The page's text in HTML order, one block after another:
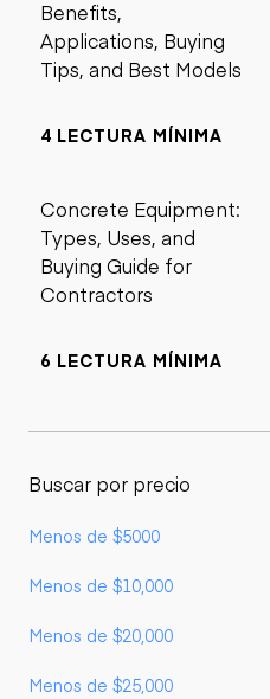
Benefits,
Applications, Buying
Tips, and Best Models
4 LECTURA MÍNIMA
Concrete Equipment:
Types, Uses, and
Buying Guide for
Contractors
6 LECTURA MÍNIMA
Buscar por precio
Menos de $5000
Menos de $10,000
Menos de $20,000
Menos de $25,000